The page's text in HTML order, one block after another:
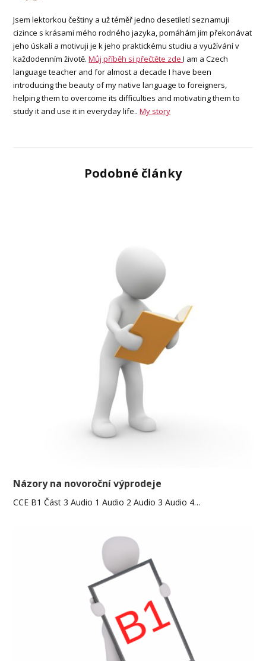
Jsem lektorkou češtiny a už téměř jedno desetiletí seznamuji
cizince s krásami mého rodného jazyka, pomáhám jim překonávat
jeho úskalí a motivuji je k jeho praktickému studiu a využívání v
každodenním životě.Můj příběh si přečtěte zdeI am a Czech
language teacher and for almost a decade I have been
introducing the beauty of my native language to foreigners,
helping them to overcome its difficulties and motivating them to
study it and use it in everyday life..My story
Podobné články
Názory na novoroční výprodeje
CCE B1 Část 3 Audio 1 Audio 2 Audio 3 Audio 4…